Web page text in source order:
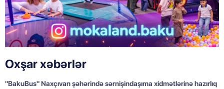
Oxşar xəbərlər
"BakuBus" Naxçıvan şəhərində sərnişindaşıma xidmətlərinə hazırlıq